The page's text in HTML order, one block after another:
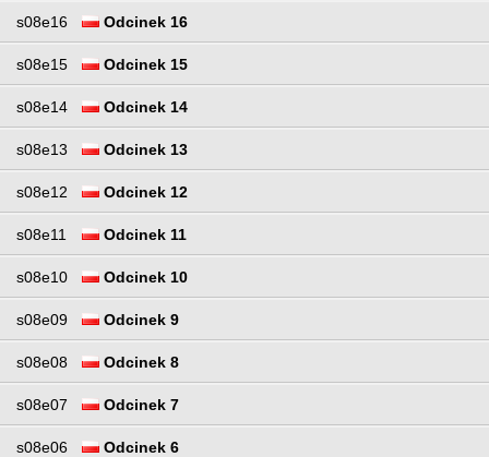
s08e16 Odcinek 16
s08e15 Odcinek 15
s08e14 Odcinek 14
s08e13 Odcinek 13
s08e12 Odcinek 12
s08e11 Odcinek 11
s08e10 Odcinek 10
s08e09 Odcinek 9
s08e08 Odcinek 8
s08e07 Odcinek 7
s08e06 Odcinek 6